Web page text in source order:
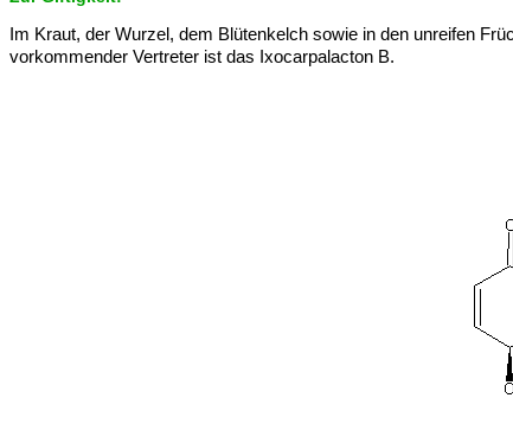
Im Kraut, der Wurzel, dem Blütenkelch sowie in den unreifen
vorkommender Vertreter ist das Ixocarpalacton B.